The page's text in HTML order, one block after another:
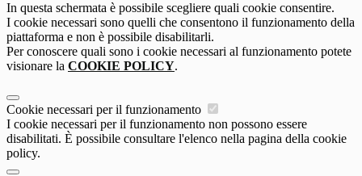
In questa schermata è possibile scegliere quali cookie consentire.
I cookie necessari sono quelli che consentono il funzionamento della
piattaforma e non è possibile disabilitarli.
Per conoscere quali sono i cookie necessari al funzionamento potete
visionare la COOKIE POLICY.
Cookie necessari per il funzionamento
I cookie necessari per il funzionamento non possono essere
disabilitati. È possibile consultare l'elenco nella pagina della cookie
policy.